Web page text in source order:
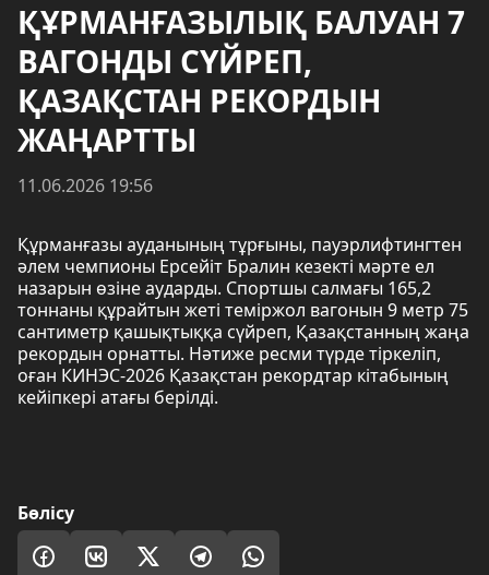
ҚҰРМАНҒАЗЫЛЫҚ БАЛУАН 7
ВАГОНДЫ СҮЙРЕП,
ҚАЗАҚСТАН РЕКОРДЫН
ЖАҢАРТТЫ
11.06.2026 19:56
Құрманғазы ауданының тұрғыны, пауэрлифтингтен
әлем чемпионы Ерсейіт Бралин кезекті мәрте ел
назарын өзіне аударды. Спортшы салмағы 165,2
тоннаны құрайтын жеті теміржол вагонын 9 метр 75
сантиметр қашықтыққа сүйреп, Қазақстанның жаңа
рекордын орнатты. Нәтиже ресми түрде тіркеліп,
оған КИНЭС-2026 Қазақстан рекордтар кітабының
кейіпкері атағы берілді.
Бөлісу